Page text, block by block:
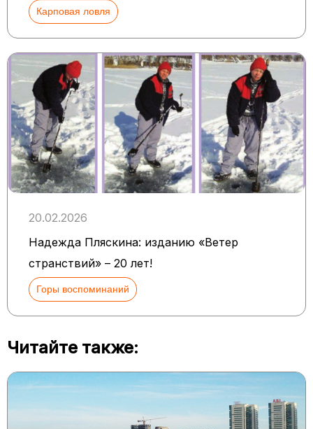
Карповая ловля
20.02.2026
Надежда Пляскина: изданию «Ветер
странствий» – 20 лет!
Горы воспоминаний
Читайте также: